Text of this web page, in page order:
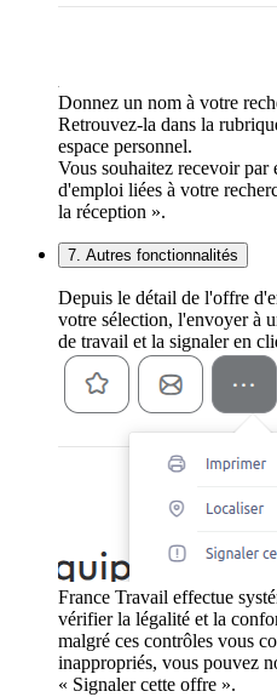
Donnez un nom à votre
Retrouvez-la dans la
espace personnel.
Vous souhaitez recevoir
d'emploi liées à votre
la réception ».
7. Autres fonctionnalités
Depuis le détail de l'offre
votre sélection, l'envoyer à
de travail et la signaler en
France Travail effectue
vérifier la légalité et la
malgré ces contrôles vous
inappropriés, vous pouvez
« Signaler cette offre ».